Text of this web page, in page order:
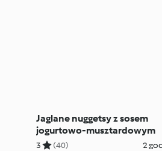
Jaglane nuggetsy z sosem
jogurtowo-musztardowym
3 (40) 2